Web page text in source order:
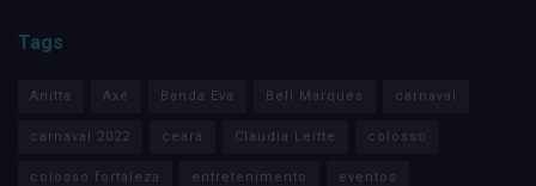
Tags
Anitta Axé Banda Eva Bell Marques carnaval
carnaval 2022 ceará Claudia Leitte colosso
colosso fortaleza entretenimento eventos